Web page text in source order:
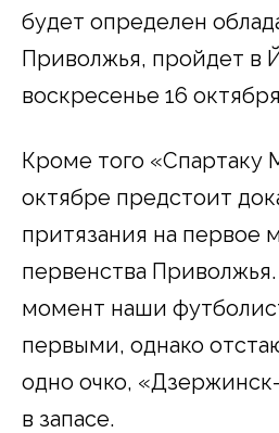
будет определен
Приволжья, пройдет в
воскресенье 16
Кроме того «Спартаку
октябре предстоит
притязания на первое
первенства
момент наши
первыми, однако
одно очко,
в запасе.